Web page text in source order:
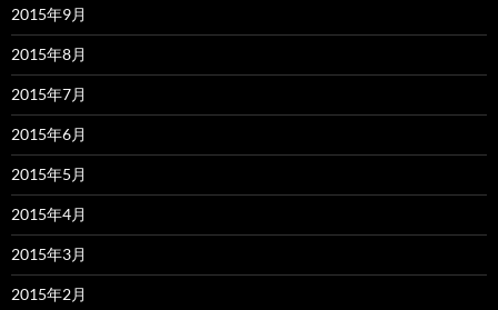
2015年9月
2015年8月
2015年7月
2015年6月
2015年5月
2015年4月
2015年3月
2015年2月